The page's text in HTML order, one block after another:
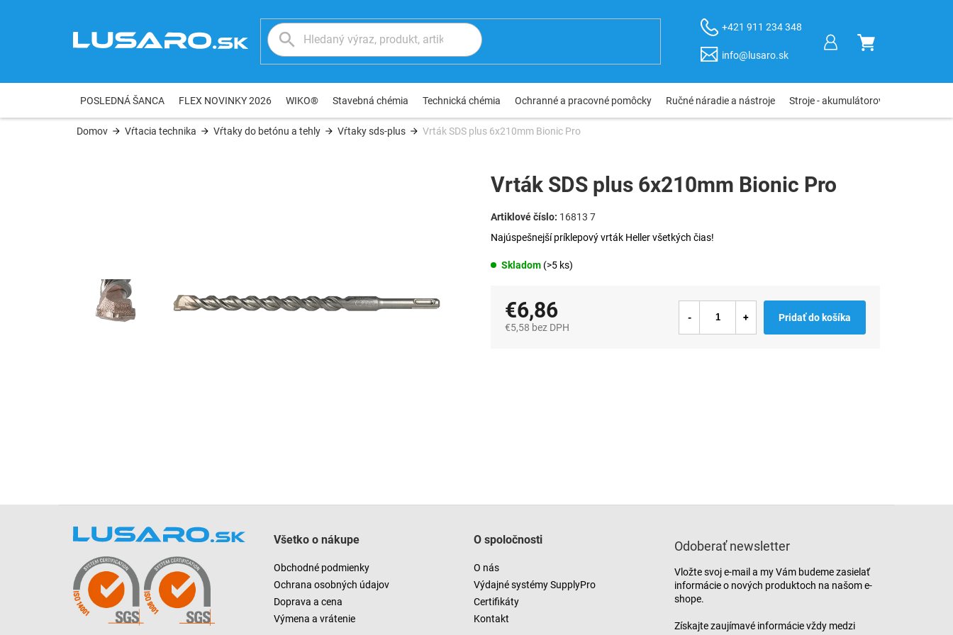
+421 911 234 348
info@lusaro.sk
NÁKUPNÝ
POSLEDNÁ ŠANCA FLEX NOVINKY 2026 WIKO® Stavebná chémia Technická chémia Ochranné a pracovné pomôcky Ručné náradie a nástroje Stroje - akumulátorové, elektro,
Domov Vŕtacia technika Vŕtaky do betónu a tehly Vŕtaky sds-plus Vrták SDS plus 6x210mm Bionic Pro
Skladom (>5 ks)
Najúspešnejší príklepový vrták Heller všetkých čias!
Vrták SDS plus 6x210mm Bionic Pro
16813 7
€6,86
€5,58 bez DPH
Pridať do košíka
Všetko o nákupe
Obchodné podmienky
Ochrana osobných údajov
Doprava a cena
Výmena a vrátenie
O spoločnosti
O nás
Výdajné systémy SupplyPro
Certifikáty
Kontakt
Odoberať newsletter
Vložte svoj e-mail a my Vám budeme zasielať
informácie o nových produktoch na našom e-
shope.